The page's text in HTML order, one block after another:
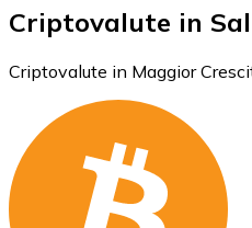
Criptovalute in
Criptovalute in Maggior